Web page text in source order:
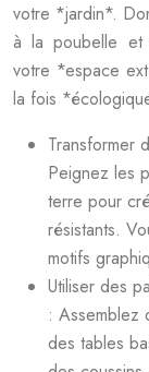
votre *jardin*.
à la poubelle et
votre *espace
la fois
Transformer
Peignez les
terre pour
résistants.
motifs
Utiliser des
: Assemblez
des tables